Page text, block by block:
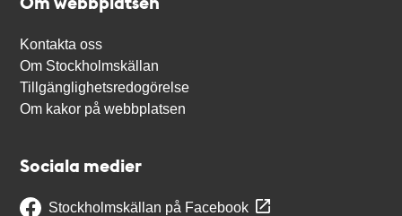
Kontakta oss
Om Stockholmskällan
Tillgänglighetsredogörelse
Om kakor på webbplatsen
Sociala medier
Stockholmskällan på Facebook